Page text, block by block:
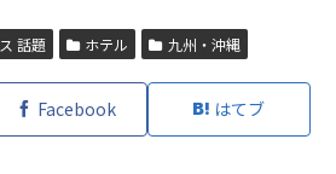
話題 ホテル 九州・沖縄
Facebook はてブ